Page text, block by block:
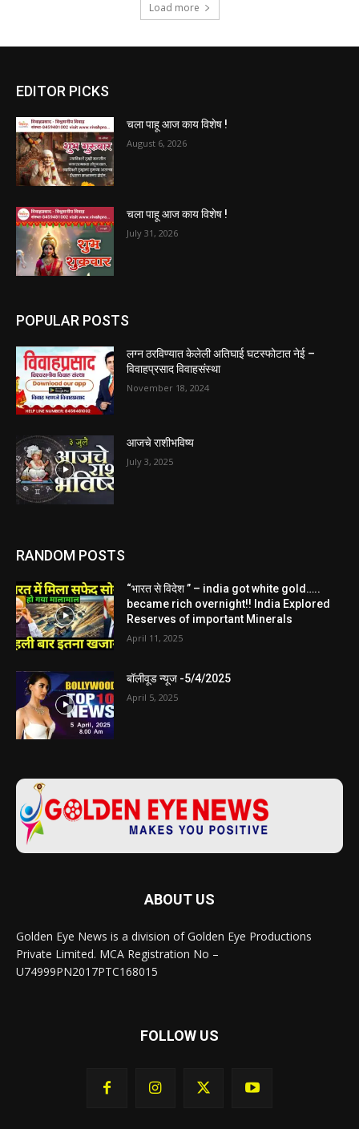
Load more
EDITOR PICKS
चला पाहू आज काय विशेष !
August 6, 2026
चला पाहू आज काय विशेष !
July 31, 2026
POPULAR POSTS
लग्न ठरविण्यात केलेली अतिघाई घटस्फोटात नेई –
विवाहप्रसाद विवाहसंस्था
November 18, 2024
आजचे राशीभविष्य
July 3, 2025
RANDOM POSTS
“भारत से विदेश ” – india got white gold…..
became rich overnight!! India Explored
Reserves of important Minerals
April 11, 2025
बॉलीवूड न्यूज -5/4/2025
April 5, 2025
ABOUT US
Golden Eye News is a division of Golden Eye Productions
Private Limited. MCA Registration No –
U74999PN2017PTC168015
FOLLOW US